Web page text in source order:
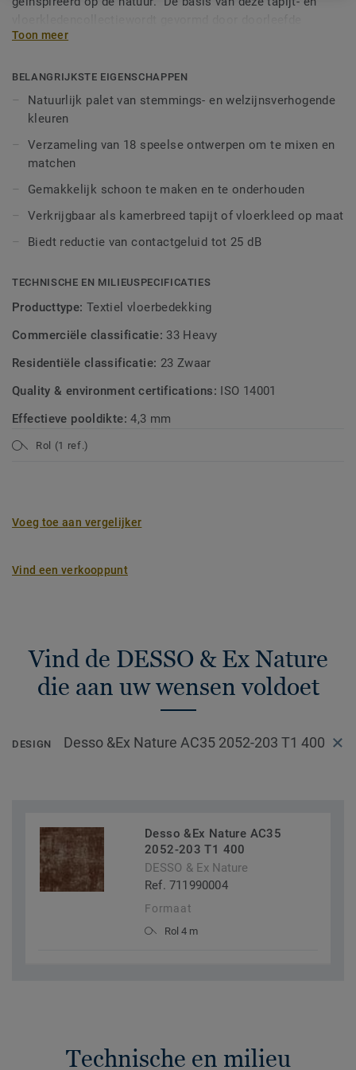
materialen en structuren, zoals natuursteen,travertin,
kleurgroepenAarde, Zon, Mos, Heelal, Houtskool en Violet
creëer je een persoonlijkewoonstijl. Deze collectie
verkrijgbaar als kamerbreed tapijt of als
vloerkleden op
combineren zijn.
Toon meer
BELANGRIJKSTE EIGENSCHAPPEN
Natuurlijk palet van stemmings- en welzijnsverhogende
kleuren
Verzameling van 18 speelse ontwerpen om te mixen en
matchen
Gemakkelijk schoon te maken en te onderhouden
Verkrijgbaar als kamerbreed tapijt of vloerkleed op maat
Biedt reductie van contactgeluid tot 25 dB
TECHNISCHE EN MILIEUSPECIFICATIES
Producttype: Textiel vloerbedekking
Commerciële classificatie: 33 Heavy
Residentiële classificatie: 23 Zwaar
Quality & environment certifications: ISO 14001
Effectieve pooldikte:4,3 mm
Rol (1 ref.)
Voeg toe aan vergelijker
Vind een verkooppunt
Vind de DESSO & Ex Nature
die aan uw wensen voldoet
DESIGN Desso &Ex Nature AC35 2052-203 T1 400
Desso &Ex Nature AC35
2052-203 T1 400
DESSO & Ex Nature
Ref. 711990004
Formaat
Rol 4 m
Technische en milieu